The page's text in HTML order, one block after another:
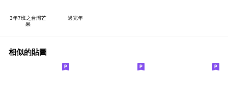
3年7班之台灣芒
果
過完年
相似的貼圖